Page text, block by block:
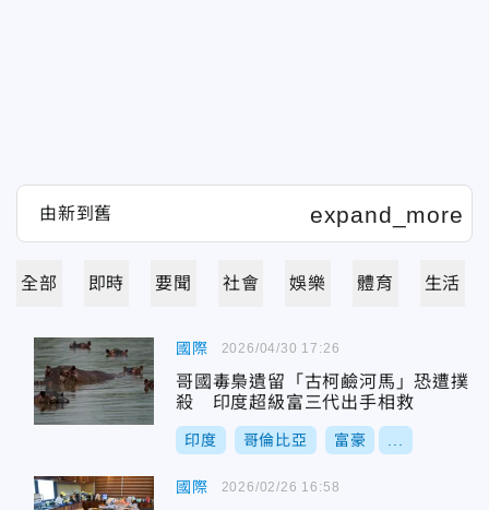
全部 即時 要聞 社會 娛樂 體育 生活
國際
哥國毒梟遺留「古柯鹼河馬」恐遭撲
殺 印度超級富三代出手相救
印度 哥倫比亞 富豪
2026/04/30 17:26
國際 2026/02/26 16:58